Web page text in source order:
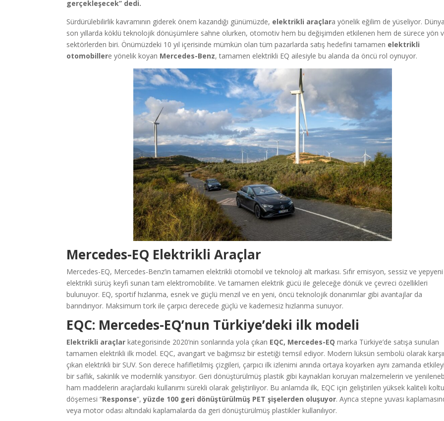
gerçekleşecek’’ dedi.
Sürdürülebilirlik kavramının giderek önem kazandığı günümüzde, elektrikli araçlara yönelik eğilim de yüseliyor. Dünya
son yıllarda köklü teknolojik dönüşümlere sahne olurken, otomotiv hem bu değişimden etkilenen hem de sürece yön
sektörlerden biri. Önümüzdeki 10 yıl içerisinde mümkün olan tüm pazarlarda satış hedefini tamamen elektrikli
otomobillere yönelik koyan Mercedes-Benz, tamamen elektrikli EQ ailesiyle bu alanda da öncü rol oynuyor.
Mercedes-EQ Elektrikli Araçlar
Mercedes-EQ, Mercedes-Benz’in tamamen elektrikli otomobil ve teknoloji alt markası. Sıfır emisyon, sessiz ve yepyeni
elektrikli sürüş keyfi sunan tam elektromobilite. Ve tamamen elektrik gücü ile geleceğe dönük ve çevreci özellikleri
bulunuyor. EQ, sportif hızlanma, esnek ve güçlü menzil ve en yeni, öncü teknolojik donanımlar gibi avantajlar da
barındırıyor. Maksimum tork ile çarpıcı derecede güçlü ve kademesiz hızlanma sunuyor.
EQC: Mercedes-EQ’nun Türkiye’deki ilk modeli
Elektrikli araçlar kategorisinde 2020’nin sonlarında yola çıkan EQC, Mercedes-EQ marka Türkiye’de satışa sunulan
tamamen elektrikli ilk model. EQC, avangart ve bağımsız bir estetiği temsil ediyor. Modern lüksün sembolü olarak
çıkan elektrikli bir SUV. Son derece hafifletilmiş çizgileri, çarpıcı ilk izlenimi anında ortaya koyarken aynı zamanda
bir saflık, sakinlik ve modernlik yansıtıyor. Geri dönüştürülmüş plastik gibi kaynakları koruyan malzemelerin ve
ham maddelerin araçlardaki kullanımı sürekli olarak geliştiriliyor. Bu anlamda ilk, EQC için geliştirilen yüksek kaliteli
döşemesi “Response“,yüzde 100 geri dönüştürülmüş PET şişelerden oluşuyor. Ayrıca stepne yuvası
veya motor odası altındaki kaplamalarda da geri dönüştürülmüş plastikler kullanılıyor.